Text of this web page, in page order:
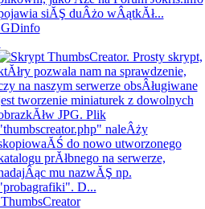
GDinfo
ThumbsCreator